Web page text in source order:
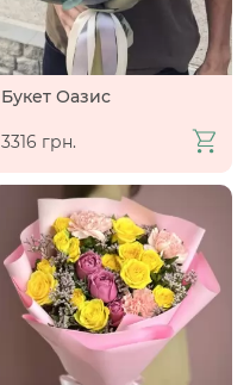
Букет Оазис
3316 грн.